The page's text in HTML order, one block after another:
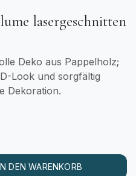
lasergeschnitten
Deko aus Pappelholz;
Look und sorgfältig
Dekoration.
DEN WARENKORB